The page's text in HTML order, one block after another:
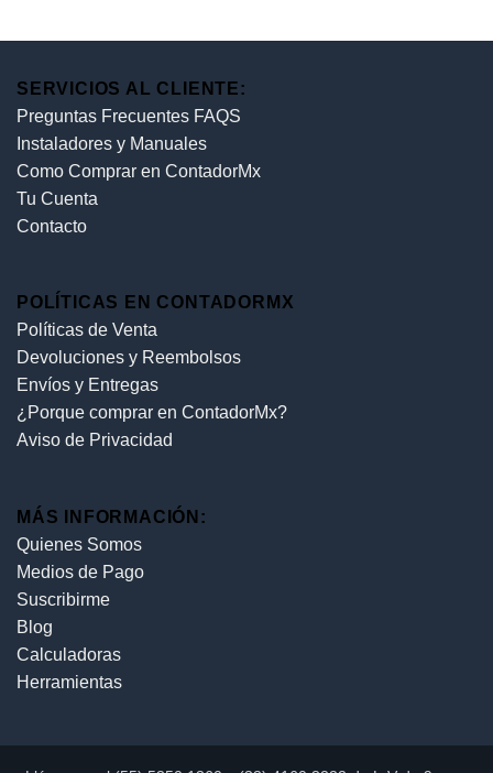
SERVICIOS AL CLIENTE:
Preguntas Frecuentes FAQS
Instaladores y Manuales
Como Comprar en ContadorMx
Tu Cuenta
Contacto
POLÍTICAS EN CONTADORMX
Políticas de Venta
Devoluciones y Reembolsos
Envíos y Entregas
¿Porque comprar en ContadorMx?
Aviso de Privacidad
MÁS INFORMACIÓN:
Quienes Somos
Medios de Pago
Suscribirme
Blog
Calculadoras
Herramientas